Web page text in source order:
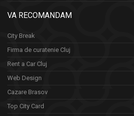
VA RECOMANDAM
City Break
Firma de curatenie Cluj
Rent a Car Cluj
Web Design
Cazare Brasov
Top City Card